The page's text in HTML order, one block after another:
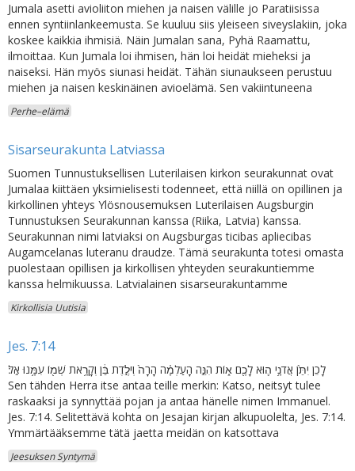
Jumala asetti avioliiton miehen ja naisen välille jo Paratiisissa
ennen syntiinlankeemusta. Se kuuluu siis yleiseen siveyslakiin, joka
koskee kaikkia ihmisiä. Näin Jumalan sana, Pyhä Raamattu,
ilmoittaa. Kun Jumala loi ihmisen, hän loi heidät mieheksi ja
naiseksi. Hän myös siunasi heidät. Tähän siunaukseen perustuu
miehen ja naisen keskinäinen avioelämä. Sen vakiintuneena
Perhe–elämä
Sisarseurakunta Latviassa
Suomen Tunnustuksellisen Luterilaisen kirkon seurakunnat ovat
Jumalaa kiittäen yksimielisesti todenneet, että niillä on opillinen ja
kirkollinen yhteys Ylösnousemuksen Luterilaisen Augsburgin
Tunnustuksen Seurakunnan kanssa (Riika, Latvia) kanssa.
Seurakunnan nimi latviaksi on Augsburgas ticibas apliecibas
Augamcelanas luteranu draudze. Tämä seurakunta totesi omasta
puolestaan opillisen ja kirkollisen yhteyden seurakuntiemme
kanssa helmikuussa. Latvialainen sisarseurakuntamme
Kirkollisia Uutisia
Jes. 7:14
לָכֵן יִתֵּ֙ן אֲדֹנָ֥י ה֛וּא לָכֶ֖ם א֑וֹת הִנֵּ֣ה הָעַלְמָ֗ה הָרָה֙ וְיֹלֶ֣דֶת בֵּ֔ן וְקָרָ֥את שְׁמ֖וֹ עִמָּ֥נוּ אֵֽל׃
Sen tähden Herra itse antaa teille merkin: Katso, neitsyt tulee
raskaaksi ja synnyttää pojan ja antaa hänelle nimen Immanuel.
Jes. 7:14. Selitettävä kohta on Jesajan kirjan alkupuolelta, Jes. 7:14.
Ymmärtääksemme tätä jaetta meidän on katsottava
Jeesuksen Syntymä